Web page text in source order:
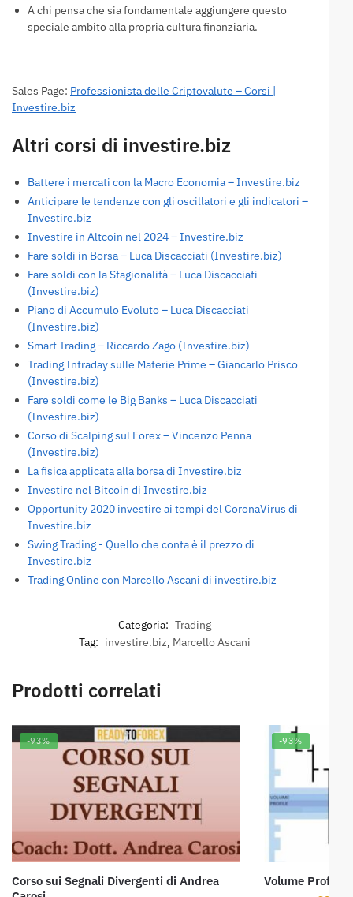
A chi pensa che sia fondamentale aggiungere questo
speciale ambito alla propria cultura finanziaria.
Sales Page: Professionista delle Criptovalute – Corsi |
Investire.biz
Altri corsi di investire.biz
Battere i mercati con la Macro Economia – Investire.biz
Anticipare le tendenze con gli oscillatori e gli indicatori –
Investire.biz
Investire in Altcoin nel 2024 – Investire.biz
Fare soldi in Borsa – Luca Discacciati (Investire.biz)
Fare soldi con la Stagionalità – Luca Discacciati
(Investire.biz)
Piano di Accumulo Evoluto – Luca Discacciati
(Investire.biz)
Smart Trading – Riccardo Zago (Investire.biz)
Trading Intraday sulle Materie Prime – Giancarlo Prisco
(Investire.biz)
Fare soldi come le Big Banks – Luca Discacciati
(Investire.biz)
Corso di Scalping sul Forex – Vincenzo Penna
(Investire.biz)
La fisica applicata alla borsa di Investire.biz
Investire nel Bitcoin di Investire.biz
Opportunity 2020 investire ai tempi del CoronaVirus di
Investire.biz
Swing Trading - Quello che conta è il prezzo di
Investire.biz
Trading Online con Marcello Ascani di investire.biz
Categoria: Trading
Tag: investire.biz, Marcello Ascani
Prodotti correlati
-93%
Corso sui Segnali Divergenti di Andrea
-93%
Volume Profile